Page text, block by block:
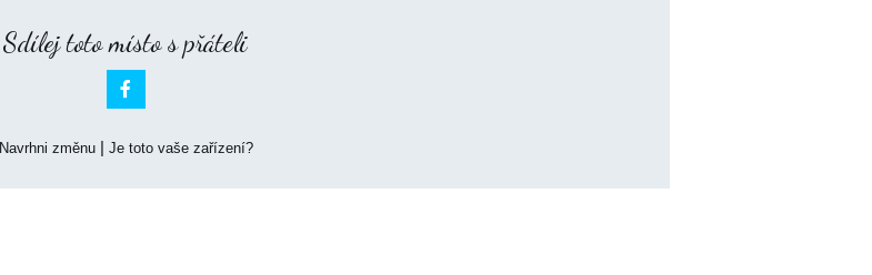
Sdílej toto místo s přáteli

Navrhni změnu| Je toto vaše zařízení?